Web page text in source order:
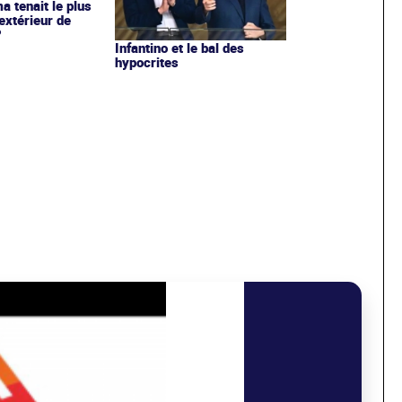
tenait le plus
de
Infantino et le bal des
hypocrites